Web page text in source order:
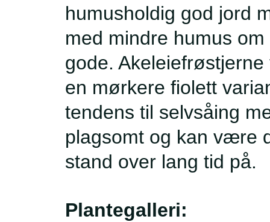
humusholdig god jord
med mindre humus
gode.
en mørkere fiolett
tendens til selvsåing
plagsomt og kan være
stand over lang tid på.
Plantegalleri: